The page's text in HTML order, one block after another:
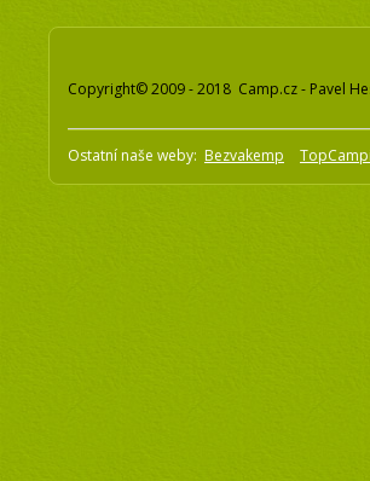
Copyright© 2009 - 2018 Camp.cz - Pavel
Ostatní naše weby: Bezvakemp